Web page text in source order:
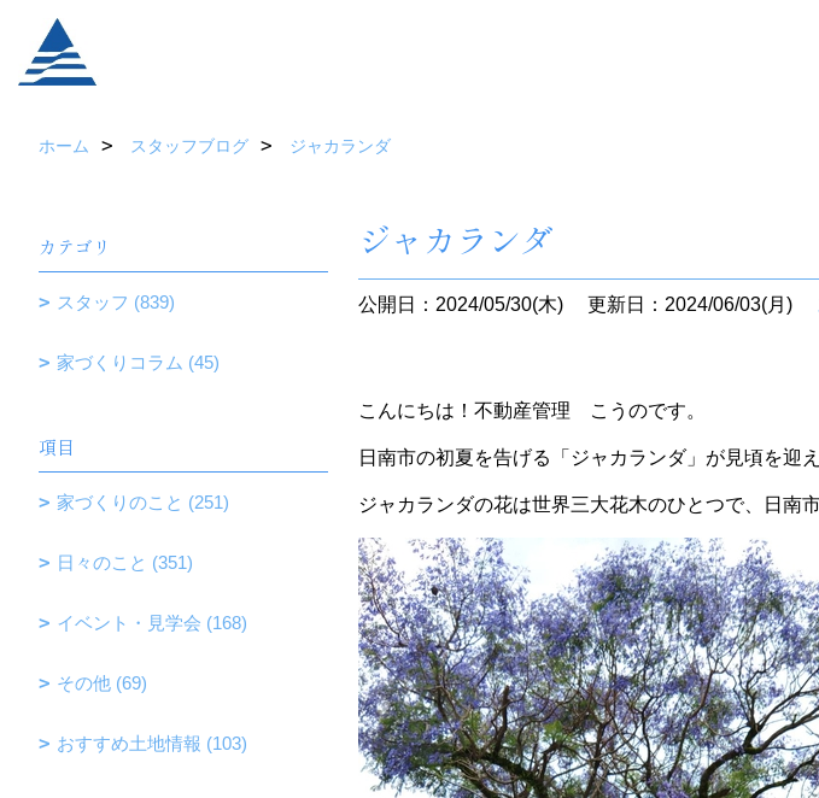
ホーム スタッフブログ ジャカランダ
ジャカランダ
公開日：2024/05/30(木) 更新日：2024/06/03(月)
こんにちは！不動産管理 こうのです。
日南市の初夏を告げる「ジャカランダ」が見頃を迎え
ジャカランダの花は世界三大花木のひとつで、日南
カテゴリ
スタッフ (839)
家づくりコラム (45)
項目
家づくりのこと (251)
日々のこと (351)
イベント・見学会 (168)
その他 (69)
おすすめ土地情報 (103)